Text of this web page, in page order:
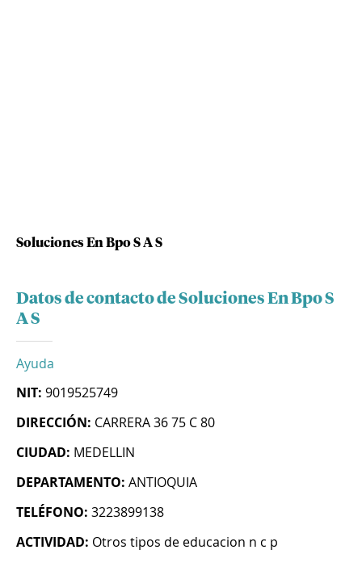
Soluciones En Bpo S A S
Datos de contacto de Soluciones En Bpo S
A S
Ayuda
NIT: 9019525749
DIRECCIÓN: CARRERA 36 75 C 80
CIUDAD: MEDELLIN
DEPARTAMENTO: ANTIOQUIA
TELÉFONO: 3223899138
ACTIVIDAD: Otros tipos de educacion n c p